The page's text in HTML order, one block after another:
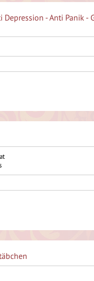
- Anti Panik -